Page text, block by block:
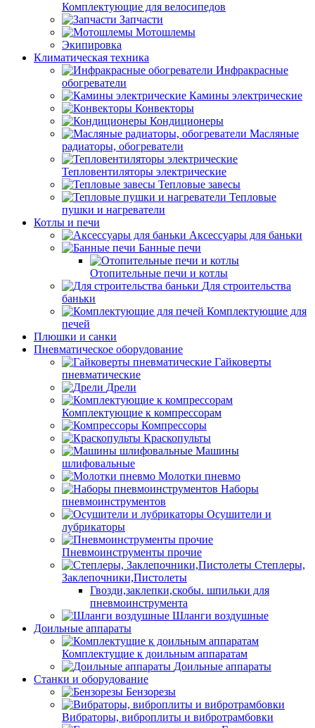
Комплектующие для велосипедов
Запчасти
Мотошлемы
Экипировка
Климатическая техника
Инфракрасные
обогреватели
Камины электрические
Конвекторы
Кондиционеры
Масляные
радиаторы, обогреватели
Тепловентиляторы электрические
Тепловые завесы
Тепловые
пушки и нагреватели
Котлы и печи
Аксессуары для баньки
Банные печи
Отопительные печи и котлы
Для строительства
баньки
Комплектующие для
печей
Плюшки и санки
Пневматическое оборудование
Гайковерты
пневматические
Дрели
Комплектующие к компрессорам
Компрессоры
Краскопульты
Машины
шлифовальные
Молотки пневмо
Наборы
пневмоинструментов
Осушители и
лубрикаторы
Пневмоинструменты прочие
Степлеры,
Заклепочники,Пистолеты
Гвозди,заклепки,скобы. шпильки для
пневмоинструмента
Шланги воздушные
Доильные аппараты
Комплектущие к доильным аппаратам
Доильные аппараты
Станки и оборудование
Бензорезы
Вибраторы, виброплиты и вибротрамбовки